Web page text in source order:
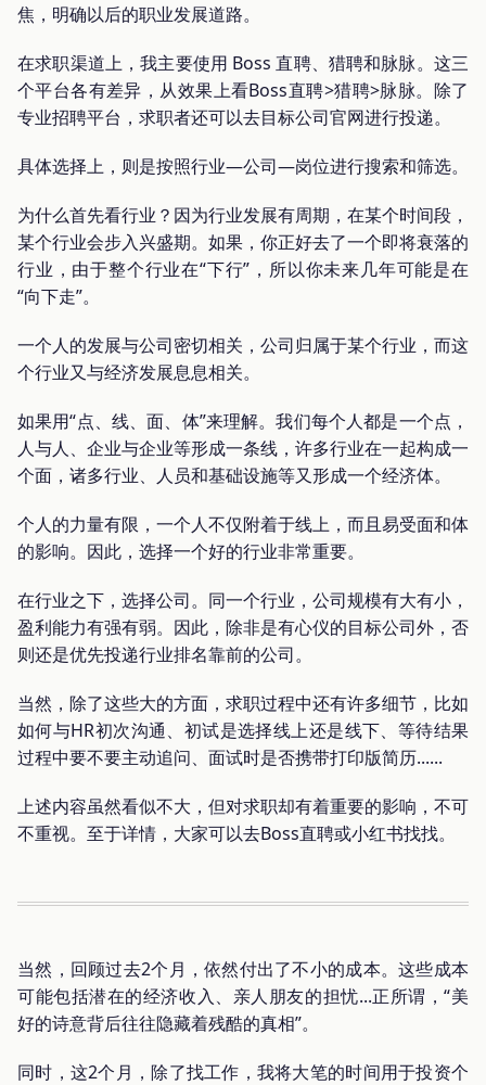
焦，明确以后的职业发展道路。
在求职渠道上，我主要使用 Boss 直聘、猎聘和脉脉。这三
个平台各有差异，从效果上看Boss直聘>猎聘>脉脉。除了
专业招聘平台，求职者还可以去目标公司官网进行投递。
具体选择上，则是按照行业—公司—岗位进行搜索和筛选。
为什么首先看行业？因为行业发展有周期，在某个时间段，
某个行业会步入兴盛期。如果，你正好去了一个即将衰落的
行业，由于整个行业在“下行”，所以你未来几年可能是在
“向下走”。
一个人的发展与公司密切相关，公司归属于某个行业，而这
个行业又与经济发展息息相关。
如果用“点、线、面、体”来理解。我们每个人都是一个点，
人与人、企业与企业等形成一条线，许多行业在一起构成一
个面，诸多行业、人员和基础设施等又形成一个经济体。
个人的力量有限，一个人不仅附着于线上，而且易受面和体
的影响。因此，选择一个好的行业非常重要。
在行业之下，选择公司。同一个行业，公司规模有大有小，
盈利能力有强有弱。因此，除非是有心仪的目标公司外，否
则还是优先投递行业排名靠前的公司。
当然，除了这些大的方面，求职过程中还有许多细节，比如
如何与HR初次沟通、初试是选择线上还是线下、等待结果
过程中要不要主动追问、面试时是否携带打印版简历......
上述内容虽然看似不大，但对求职却有着重要的影响，不可
不重视。至于详情，大家可以去Boss直聘或小红书找找。
当然，回顾过去2个月，依然付出了不小的成本。这些成本
可能包括潜在的经济收入、亲人朋友的担忧...正所谓，“美
好的诗意背后往往隐藏着残酷的真相”。
同时，这2个月，除了找工作，我将大笔的时间用于投资个